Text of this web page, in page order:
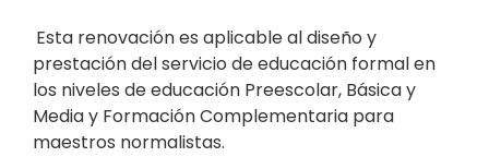
Esta renovación es aplicable al diseño y
prestación del servicio de educación formal en
los niveles de educación Preescolar, Básica y
Media y Formación Complementaria para
maestros normalistas.